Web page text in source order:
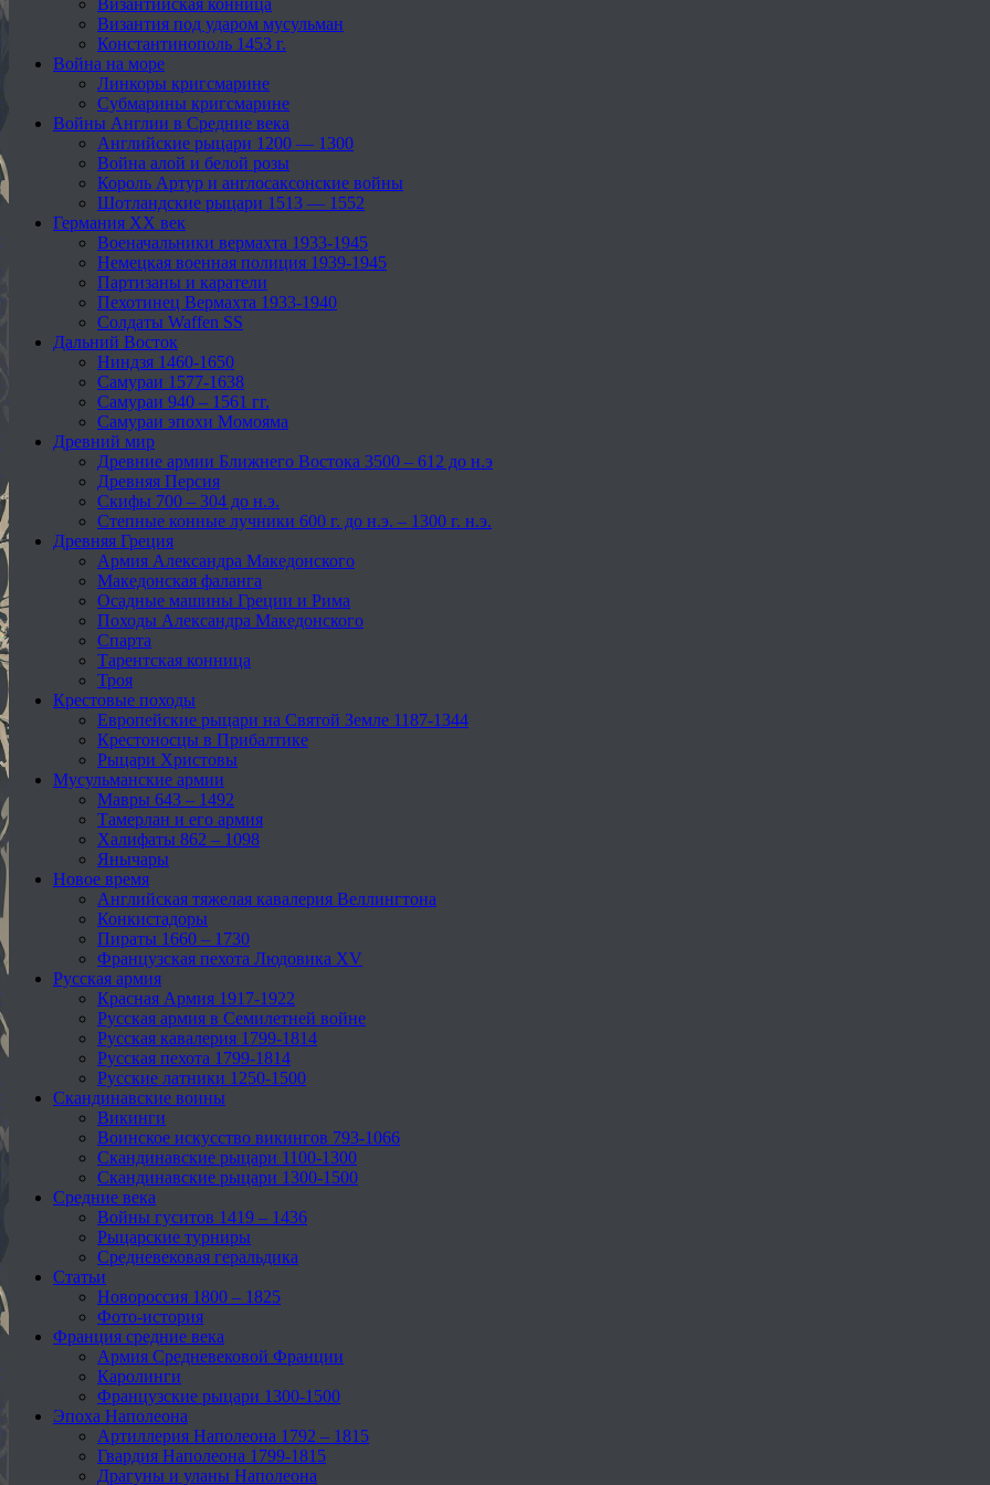
Византийская конница
Византия под ударом мусульман
Константинополь 1453 г.
Война на море
Линкоры кригсмарине
Субмарины кригсмарине
Войны Англии в Средние века
Английские рыцари 1200 — 1300
Война алой и белой розы
Король Артур и англосаксонские войны
Шотландские рыцари 1513 — 1552
Германия XX век
Военачальники вермахта 1933-1945
Немецкая военная полиция 1939-1945
Партизаны и каратели
Пехотинец Вермахта 1933-1940
Солдаты Waffen SS
Дальний Восток
Ниндзя 1460-1650
Самураи 1577-1638
Самураи 940 – 1561 гг.
Самураи эпохи Момояма
Древний мир
Древние армии Ближнего Востока 3500 – 612 до н.э
Древняя Персия
Скифы 700 – 304 до н.э.
Степные конные лучники 600 г. до н.э. – 1300 г. н.э.
Древняя Греция
Армия Александра Македонского
Македонская фаланга
Осадные машины Греции и Рима
Походы Александра Македонского
Спарта
Тарентская конница
Троя
Крестовые походы
Европейские рыцари на Святой Земле 1187-1344
Крестоносцы в Прибалтике
Рыцари Христовы
Мусульманские армии
Мавры 643 – 1492
Тамерлан и его армия
Халифаты 862 – 1098
Янычары
Новое время
Английская тяжелая кавалерия Веллингтона
Конкистадоры
Пираты 1660 – 1730
Французская пехота Людовика XV
Русская армия
Красная Армия 1917-1922
Русская армия в Семилетней войне
Русская кавалерия 1799-1814
Русская пехота 1799-1814
Русские латники 1250-1500
Скандинавские воины
Викинги
Воинское искусство викингов 793-1066
Скандинавские рыцари 1100-1300
Скандинавские рыцари 1300-1500
Средние века
Войны гуситов 1419 – 1436
Рыцарские турниры
Средневековая геральдика
Статьи
Новороссия 1800 – 1825
Фото-история
Франция средние века
Армия Средневековой Франции
Каролинги
Французские рыцари 1300-1500
Эпоха Наполеона
Артиллерия Наполеона 1792 – 1815
Гвардия Наполеона 1799-1815
Драгуны и уланы Наполеона